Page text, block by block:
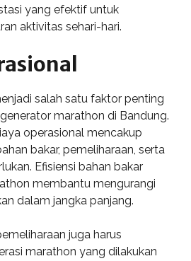
yang efektif untuk
aktivitas sehari-hari.
salah satu faktor penting
marathon di Bandung.
operasional mencakup
bakar, pemeliharaan, serta
Efisiensi bahan bakar
membantu mengurangi
dalam jangka panjang.
juga harus
marathon yang dilakukan